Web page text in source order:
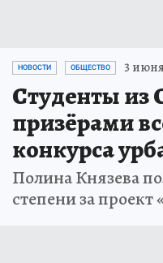
НОВОСТИ ОБЩЕСТВО 3 июня
Студенты из
призёрами
конкурса
Полина Князева
степени за